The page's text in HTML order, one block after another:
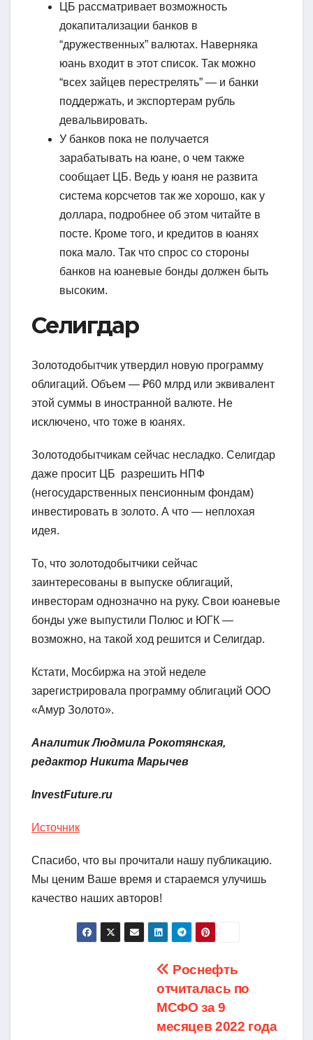
ЦБ рассматривает возможность
докапитализации банков в
“дружественных” валютах. Наверняка
юань входит в этот список. Так можно
“всех зайцев перестрелять” — и банки
поддержать, и экспортерам рубль
девальвировать.
У банков пока не получается
зарабатывать на юане, о чем также
сообщает ЦБ. Ведь у юаня не развита
система корсчетов так же хорошо, как у
доллара, подробнее об этом читайте в
посте. Кроме того, и кредитов в юанях
пока мало. Так что спрос со стороны
банков на юаневые бонды должен быть
высоким.
Селигдар
Золотодобытчик утвердил новую программу
облигаций. Объем — ₽60 млрд или эквивалент
этой суммы в иностранной валюте. Не
исключено, что тоже в юанях.
Золотодобытчикам сейчас несладко. Селигдар
даже просит ЦБ разрешить НПФ
(негосударственных пенсионным фондам)
инвестировать в золото. А что — неплохая
идея.
То, что золотодобытчики сейчас
заинтересованы в выпуске облигаций,
инвесторам однозначно на руку. Свои юаневые
бонды уже выпустили Полюс и ЮГК —
возможно, на такой ход решится и Селигдар.
Кстати, Мосбиржа на этой неделе
зарегистрировала программу облигаций ООО
«Амур Золото».
Аналитик Людмила Рокотянская,
редактор Никита Марычев
InvestFuture.ru
Источник
Спасибо, что вы прочитали нашу публикацию.
Мы ценим Ваше время и стараемся улучишь
качество наших авторов!
Роснефть
отчиталась по
МСФО за 9
месяцев 2022 года